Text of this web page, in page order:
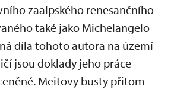
zaalpského renesančního
také jako Michelangelo
díla tohoto autora na území
jsou doklady jeho práce
Meitovy busty přitom